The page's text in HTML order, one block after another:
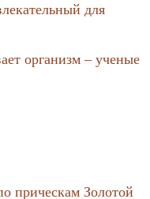
для
организм – ученые
прическам Золотой